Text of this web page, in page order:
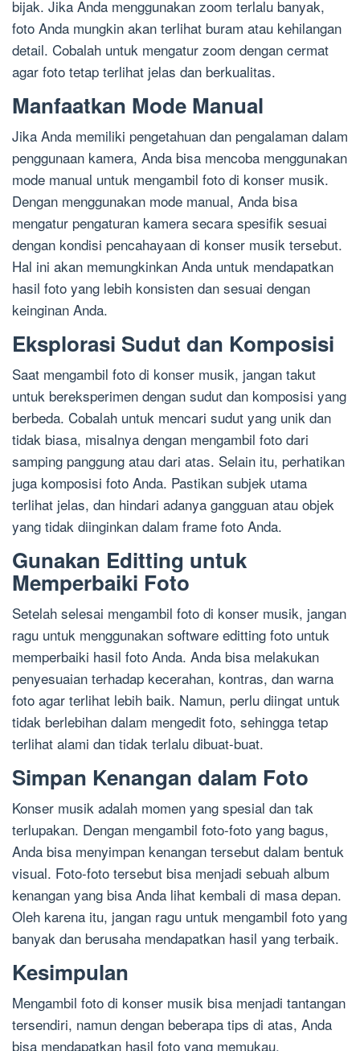
bijak. Jika Anda menggunakan zoom terlalu banyak,
foto Anda mungkin akan terlihat buram atau kehilangan
detail. Cobalah untuk mengatur zoom dengan cermat
agar foto tetap terlihat jelas dan berkualitas.
Manfaatkan Mode Manual
Jika Anda memiliki pengetahuan dan pengalaman dalam
penggunaan kamera, Anda bisa mencoba menggunakan
mode manual untuk mengambil foto di konser musik.
Dengan menggunakan mode manual, Anda bisa
mengatur pengaturan kamera secara spesifik sesuai
dengan kondisi pencahayaan di konser musik tersebut.
Hal ini akan memungkinkan Anda untuk mendapatkan
hasil foto yang lebih konsisten dan sesuai dengan
keinginan Anda.
Eksplorasi Sudut dan Komposisi
Saat mengambil foto di konser musik, jangan takut
untuk bereksperimen dengan sudut dan komposisi yang
berbeda. Cobalah untuk mencari sudut yang unik dan
tidak biasa, misalnya dengan mengambil foto dari
samping panggung atau dari atas. Selain itu, perhatikan
juga komposisi foto Anda. Pastikan subjek utama
terlihat jelas, dan hindari adanya gangguan atau objek
yang tidak diinginkan dalam frame foto Anda.
Gunakan Editting untuk
Memperbaiki Foto
Setelah selesai mengambil foto di konser musik, jangan
ragu untuk menggunakan software editting foto untuk
memperbaiki hasil foto Anda. Anda bisa melakukan
penyesuaian terhadap kecerahan, kontras, dan warna
foto agar terlihat lebih baik. Namun, perlu diingat untuk
tidak berlebihan dalam mengedit foto, sehingga tetap
terlihat alami dan tidak terlalu dibuat-buat.
Simpan Kenangan dalam Foto
Konser musik adalah momen yang spesial dan tak
terlupakan. Dengan mengambil foto-foto yang bagus,
Anda bisa menyimpan kenangan tersebut dalam bentuk
visual. Foto-foto tersebut bisa menjadi sebuah album
kenangan yang bisa Anda lihat kembali di masa depan.
Oleh karena itu, jangan ragu untuk mengambil foto yang
banyak dan berusaha mendapatkan hasil yang terbaik.
Kesimpulan
Mengambil foto di konser musik bisa menjadi tantangan
tersendiri, namun dengan beberapa tips di atas, Anda
bisa mendapatkan hasil foto yang memukau.